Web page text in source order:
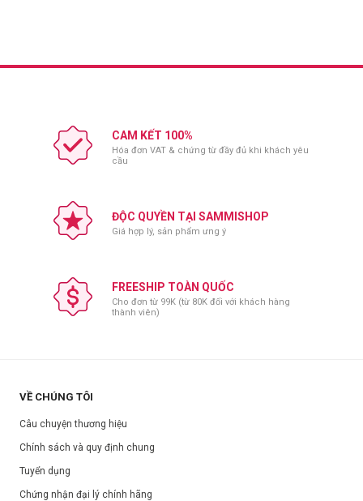
CAM KẾT 100%
Hóa đơn VAT & chứng từ đầy đủ khi khách yêu
cầu
ĐỘC QUYỀN TẠI SAMMISHOP
Giá hợp lý, sản phẩm ưng ý
FREESHIP TOÀN QUỐC
Cho đơn từ 99K (từ 80K đối với khách hàng
thành viên)
VỀ CHÚNG TÔI
Câu chuyện thương hiệu
Chính sách và quy định chung
Tuyển dụng
Chứng nhận đại lý chính hãng